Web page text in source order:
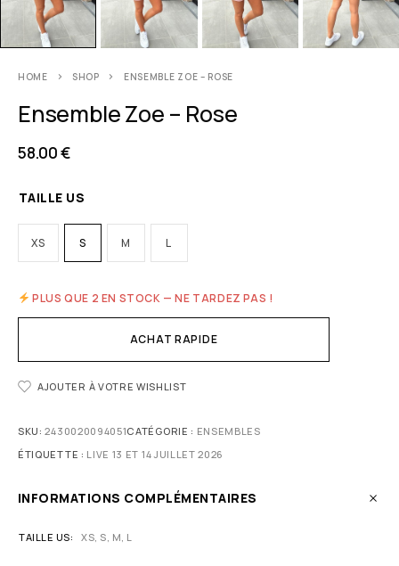
HOME SHOP ENSEMBLE ZOE – ROSE
Ensemble Zoe – Rose
58.00€
TAILLE US
XS S M L
PLUS QUE 2 EN STOCK — NE TARDEZ PAS !
ACHAT RAPIDE
AJOUTER À VOTRE WISHLIST
SKU:2430020094051CATÉGORIE : ENSEMBLES
ÉTIQUETTE : LIVE 13 ET 14 JUILLET 2026
INFORMATIONS COMPLÉMENTAIRES
TAILLE US XS, S, M, L